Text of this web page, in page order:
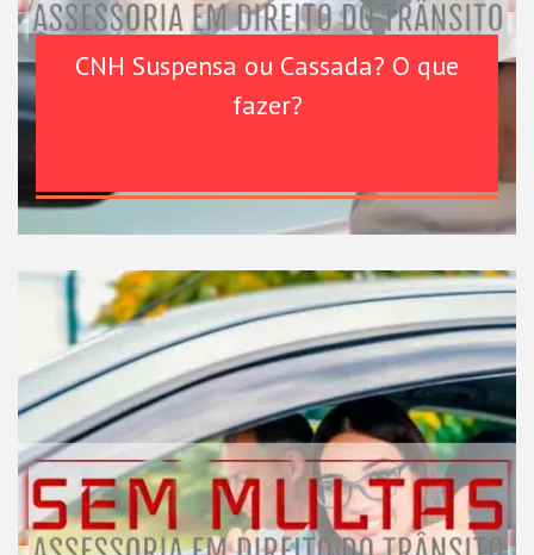
CNH Suspensa ou Cassada? O que
fazer?